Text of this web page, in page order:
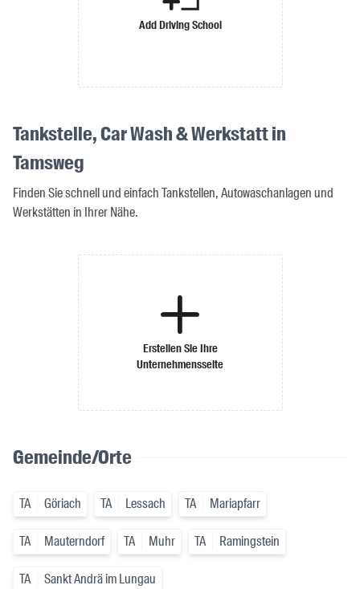
Add Driving School
Tankstelle, Car Wash & Werkstatt in
Tamsweg
Finden Sie schnell und einfach Tankstellen, Autowaschanlagen und
Werkstätten in Ihrer Nähe.
Erstellen Sie Ihre
Unternehmensseite
Gemeinde/Orte
TA Göriach TA Lessach TA Mariapfarr
TA Mauterndorf TA Muhr TA Ramingstein
TA Sankt Andrä im Lungau